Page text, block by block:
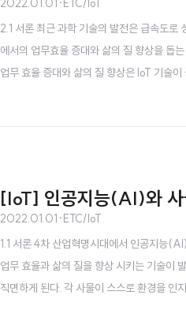
2022.01.01 · ETC/IoT
2.1 서론 최근 과학 기술의 발전은 급속도로
에서의 업무효율 증대와 삶의 질 향상을 돕
업무 효율 증대와 삶의 질 향상은 IoT 기술
[IoT] 인공지능(AI)와
2022.01.01 ·ETC/IoT
1.1 서론 4차 산업혁명시대에서 인공지능
업무 효율과 삶의 질을 향상 시키는 기술이
직면하게 된다. 각 사물이 스스로 환경을 인